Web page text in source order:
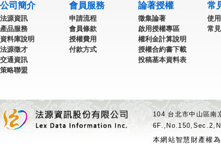
公司簡介
法源資訊
產品服務
資料庫說明
法源徵才
交通資訊
策略聯盟
會員服務
申請流程
會員條款
授權費用
付款方式
論著授權
徵集論著
啟用授權專區
權利金計算說明
授權合約書下載
投稿基本資料表
常
使
常
104 台北市中山區
本網站智慧財產權